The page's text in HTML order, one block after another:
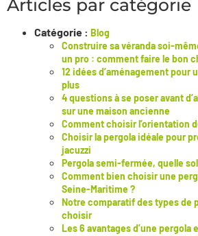
Articles par catégorie
Catégorie : Blog
Construire sa véranda soi-
un pro : comment faire le bon
12 idées d’aménagement pour
plus
4 questions à se poser avant
sur une maison ancienne
Comment choisir l’orientation
Choisir la pergola idéale pour
jacuzzi
Pergola semi-fermée, quelle
Comment bien choisir une
Seine-Maritime ?
Notre comparatif des types de
choisir
Les 6 avantages d’une pergola